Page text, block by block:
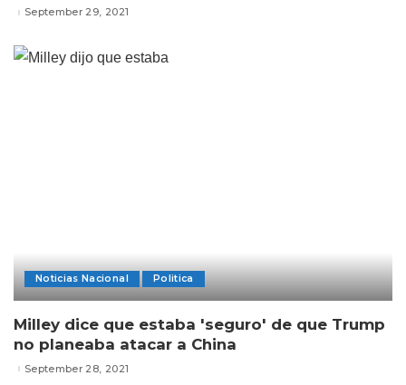
September 29, 2021
Noticias Nacional Politica
Milley dice que estaba 'seguro' de que Trump
no planeaba atacar a China
September 28, 2021